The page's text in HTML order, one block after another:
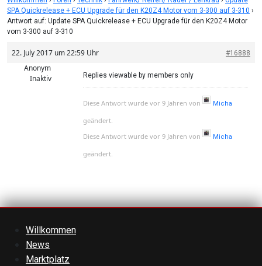
SPA Quickrelease + ECU Upgrade für den K20Z4 Motor vom 3-300 auf 3-310 ›
Antwort auf: Update SPA Quickrelease + ECU Upgrade für den K20Z4 Motor
vom 3-300 auf 3-310
22. July 2017 um 22:59 Uhr #16888
Anonym
Inaktiv
Replies viewable by members only
Diese Antwort wurde vor 9 Jahren von Micha
geändert.
Diese Antwort wurde vor 9 Jahren von
Micha
geändert.
Willkommen
News
Marktplatz